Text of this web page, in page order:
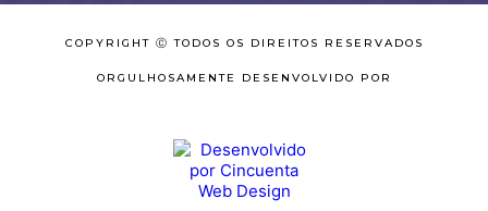
COPYRIGHT Ⓒ TODOS OS DIREITOS RESERVADOS
ORGULHOSAMENTE DESENVOLVIDO POR